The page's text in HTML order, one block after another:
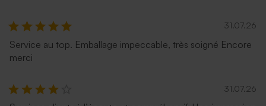
31.07.26
Service au top. Emballage impeccable, très soigné Encore
merci
31.07.26